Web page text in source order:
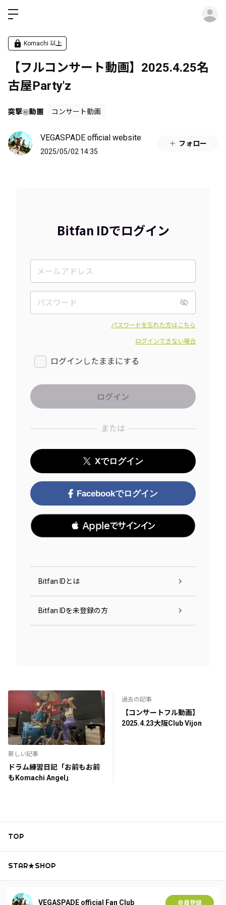
Komachi 以上
【フルコンサート動画】2025.4.25名
古屋Party'z
突撃㊙︎動画 コンサート動画
VEGASPADE official website
2025/05/02 14:35
フォロー
Bitfan IDでログイン
パスワードを忘れた方はこちら
ログインできない場合
ログインしたままにする
または
Xでログイン
Facebookでログイン
 Appleでサインイン
Bitfan IDとは
Bitfan IDを未登録の方
新しい記事
ドラム練習日記「お前もお前
もKomachi Angel」
過去の記事
【コンサートフル動画】
2025.4.23大阪Club Vijon
TOP
STAR★SHOP
VEGASPADE official Fan Club 会員登録